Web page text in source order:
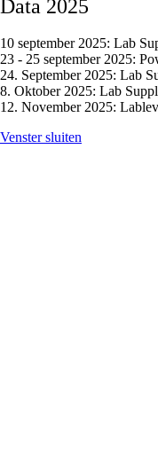
Data 2025
10 september 2025: Lab
23 - 25 september 2025:
24. September 2025: Lab
8. Oktober 2025: Lab
12. November 2025:
Venster sluiten